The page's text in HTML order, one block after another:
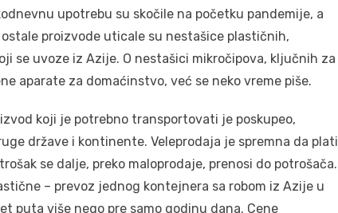
upotrebu su skočile na početku pandemije, a
proizvode uticale su nestašice plastičnih,
se uvoze iz Azije. O nestašici mikročipova, ključnih za
aparate za domaćinstvo, već se neko vreme piše.
koji je potrebno transportovati je poskupeo,
države i kontinente. Veleprodaja je spremna da plati
se dalje, preko maloprodaje, prenosi do potrošača.
– prevoz jednog kontejnera sa robom iz Azije u
puta više nego pre samo godinu dana. Cene